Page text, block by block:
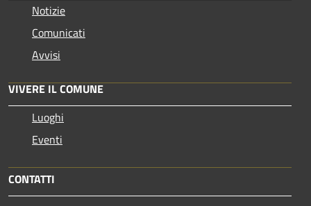
Notizie
Comunicati
Avvisi
VIVERE IL COMUNE
Luoghi
Eventi
CONTATTI